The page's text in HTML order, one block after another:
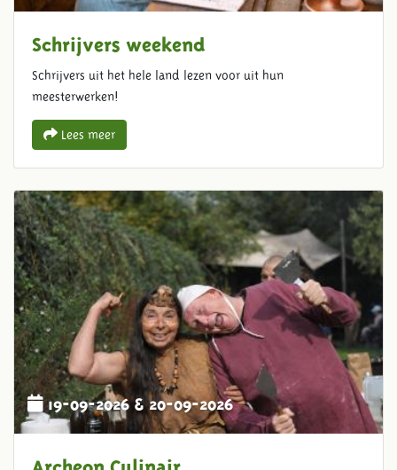
Schrijvers weekend
Schrijvers uit het hele land lezen voor uit hun
meesterwerken!
Lees meer
19-09-2026 & 20-09-2026
Archeon Culinair